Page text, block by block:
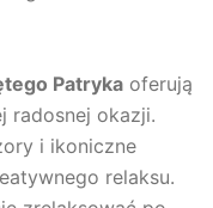
Patryka oferują
radosnej okazji.
i ikoniczne
relaksu.